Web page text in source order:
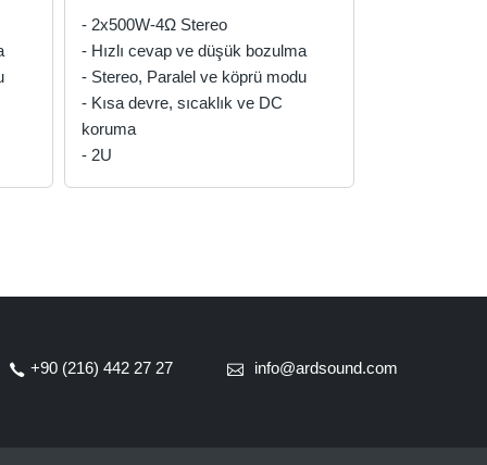
- 2x500W-4Ω Stereo
- Hızlı cevap ve düşük bozulma
- Stereo, Paralel ve köprü modu
- Kısa devre, sıcaklık ve DC
koruma
- 2U
+90 (216) 442 27 27 info@ardsound.com